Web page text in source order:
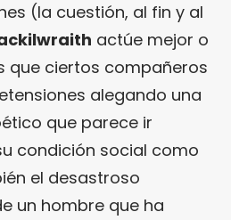
(la cuestión, al fin y al
actúe mejor o
que ciertos compañeros
alegando una
que parece ir
condición social como
el desastroso
un hombre que ha